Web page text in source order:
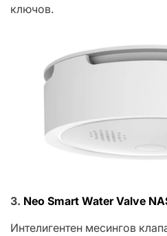
ключов.
3. Neo Smart Water Valve
Интелигентен месингов